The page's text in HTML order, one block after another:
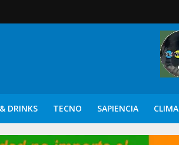
DRINKS TECNO SAPIENCIA CLIMA